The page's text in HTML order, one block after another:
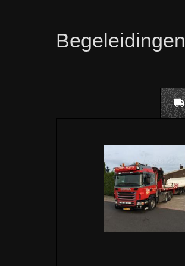
Begeleidingen